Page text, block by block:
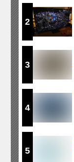
2
3
4
5